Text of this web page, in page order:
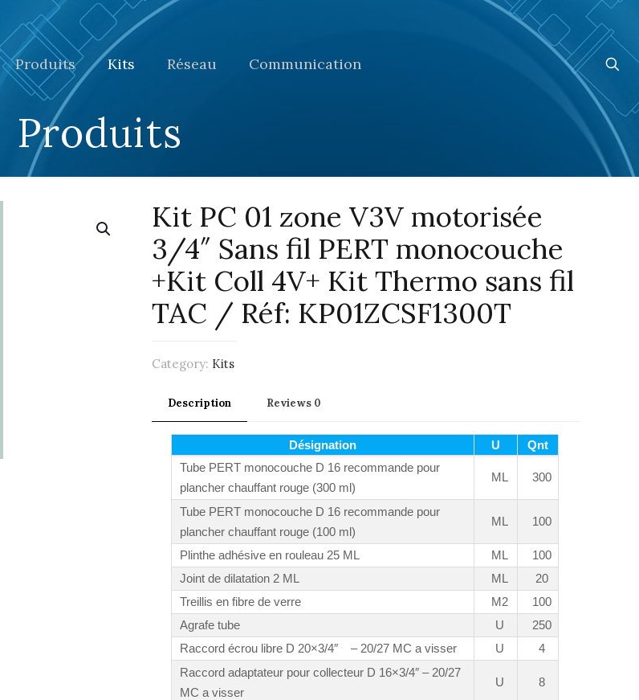
Produits Kits Réseau Communication
Produits
Kit PC 01 zone V3V motorisée
3/4″ Sans fil PERT monocouche
+Kit Coll 4V+ Kit Thermo sans fil
TAC / Réf: KP01ZCSF1300T
Category: Kits
Description Reviews 0
Désignation U
Qnt
Tube PERT monocouche D 16 recommande pour
plancher chauffant rouge (300 ml)
ML 300
Tube PERT monocouche D 16 recommande pour
plancher chauffant rouge (100 ml)
ML 100
Plinthe adhésive en rouleau 25 ML ML
100
Joint de dilatation 2 ML
ML
20
Treillis en fibre de verre
M2
100
Agrafe tube
U
250
Raccord écrou libre D 20×3/4″ – 20/27 MC a visser
U
4
Raccord adaptateur pour collecteur D 16×3/4″ – 20/27
MC a visser
U 8